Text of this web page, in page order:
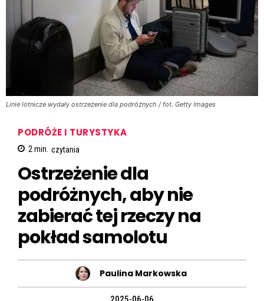
Linie lotnicze wydały ostrzeżenie dla podróżnych / fot. Getty Images
PODRÓŻE I TURYSTYKA
2min. czytania
Ostrzeżenie dla
podróżnych, aby nie
zabierać tej rzeczy na
pokład samolotu
Paulina Markowska